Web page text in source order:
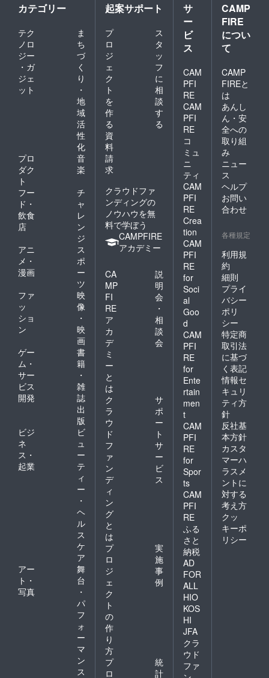
カテゴリー
テク
ノロ
ジー
・ガ
ジェ
ット
ま
ち
づ
く
り
・
地
域
活
性
化
プロ
ダク
ト
音
楽
フー
ド・
飲食
店
チ
ャ
レ
ン
ジ
アニ
メ・
漫画
ス
ポ
ー
ツ
ファ
ッ
ショ
ン
映
像
・
映
画
ゲー
ム・
サー
ビス
開発
書
籍
・
雑
誌
出
版
ビジ
ネ
ス・
起業
ビ
ュ
ー
テ
ィ
ー
・
ヘ
ル
ス
ケ
ア
アー
ト・
写真
舞
台
・
パ
フ
ォ
ー
マ
ン
ス
起案サポート
プ
ロ
ジ
ェ
ク
ト
を
作
る
ス
タ
ッ
フ
に
相
談
す
る
資
料
請
求
クラウドファ
ンディングの
ノウハウを無
料で学ぼう
CAMPFIRE
アカデミー
CA
MP
FI
RE
ア
カ
デ
ミ
ー
と
は
説
明
会
・
相
談
会
ク
ラ
ウ
ド
フ
ァ
ン
デ
ィ
ン
グ
と
は
サ
ポ
ー
ト
サ
ー
ビ
ス
プ
ロ
ジ
ェ
ク
ト
の
作
り
方
実
施
事
例
プ
ロ
統
計
サ
ー
ビ
ス
CAM
PFI
RE
CAM
PFI
RE
コ
ミュ
ニ
ティ
CAM
PFI
RE
Crea
tion
CAM
PFI
RE
for
Soci
al
Goo
d
CAM
PFI
RE
for
Ente
rtain
men
t
CAM
PFI
RE
for
Spor
ts
CAM
PFI
RE
ふる
さと
納税
AD
FOR
ALL
HIO
KOS
HI
JFA
クラ
ウド
ファ
CAMP
FIRE
につい
て
CAMP
FIREと
は
あんし
ん・安
全への
取り組
み
ニュー
ス
ヘルプ
お問い
合わせ
各種規定
利用規
約
細則
プライ
バシー
ポリ
シー
特定商
取引法
に基づ
く表記
情報セ
キュリ
ティ方
針
反社基
本方針
カスタ
マーハ
ラスメ
ントに
対する
考え方
クッ
キーポ
リシー